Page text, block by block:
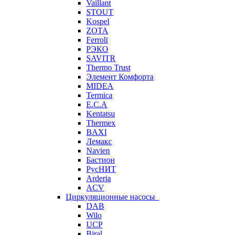
Vaillant
STOUT
Kospel
ZOTA
Ferroli
РЭКО
SAVITR
Thermo Trust
Элемент Комфорта
MIDEA
Termica
E.C.A
Kentatsu
Thermex
BAXI
Лемакс
Navien
Бастион
РусНИТ
Arderia
ACV
Циркуляционные насосы
DAB
Wilo
UCP